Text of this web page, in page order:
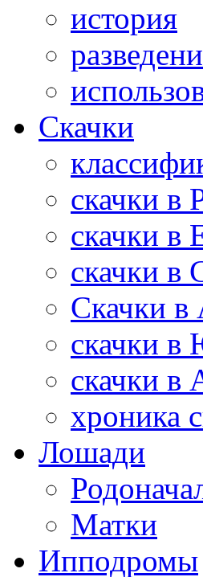
история
Скачки
скачки в
скачки в
скачки
Скачки в
скачки
скачки в
хроника
Лошади
Матки
Ипподромы